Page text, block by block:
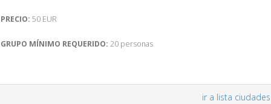
PRECIO: 50 EUR
GRUPO MÍNIMO REQUERIDO: 20 personas
ir a lista ciudades